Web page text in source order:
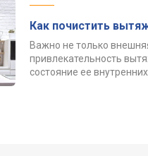
Как почистить
Важно не только
привлекательность
состояние ее